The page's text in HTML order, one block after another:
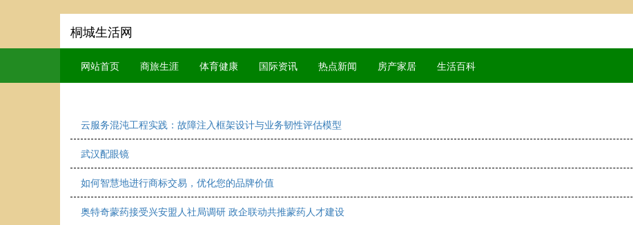
桐城生活网
网站首页 商旅生涯 体育健康 国际资讯 热点新闻 房产家居 生活百科
云服务混沌工程实践：故障注入框架设计与业务韧性评估模型
武汉配眼镜
如何智慧地进行商标交易，优化您的品牌价值
奥特奇蒙药接受兴安盟人社局调研 政企联动共推蒙药人才建设